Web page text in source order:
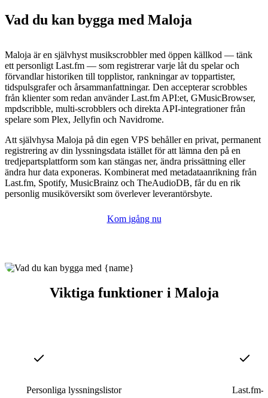
Vad du kan bygga med Maloja
Maloja är en självhyst musikscrobbler med öppen källkod — tänk
ett personligt Last.fm — som registrerar varje låt du spelar och
förvandlar historiken till topplistor, rankningar av toppartister,
tidspulsgrafer och årsammanfattningar. Den accepterar scrobbles
från klienter som redan använder Last.fm API:et, GMusicBrowser,
mpdscribble, multi-scrobblers och direkta API-integrationer från
spelare som Plex, Jellyfin och Navidrome.
Att självhysa Maloja på din egen VPS behåller en privat, permanent
registrering av din lyssningsdata istället för att lämna den på en
tredjepartsplattform som kan stängas ner, ändra prissättning eller
ändra hur data exponeras. Kombinerat med metadataanrikning från
Last.fm, Spotify, MusicBrainz och TheAudioDB, får du en rik
personlig musiköversikt som överlever leverantörsbyte.
Kom igång nu
Viktiga funktioner i Maloja
Personliga lyssningslistor Last.fm-